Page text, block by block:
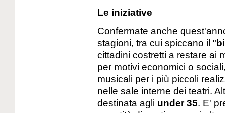
Le iniziative
Confermate anche
stagioni, tra cui spiccano il "
cittadini costretti a restare ai
per motivi economici o
musicali per i più piccoli
nelle sale interne dei teatri.
destinata agli under 35. E'